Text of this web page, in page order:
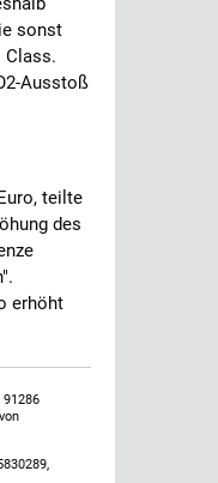
sonst
Class.
Ausstoß
teilte
des
erhöht